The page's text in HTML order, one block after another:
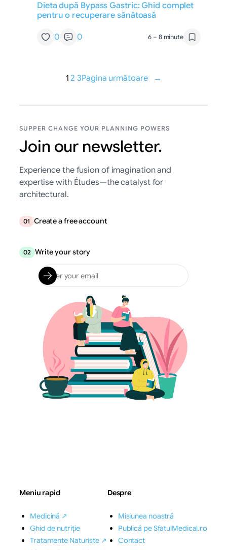
Dieta după Bypass Gastric: Ghid complet
pentru o recuperare sănătoasă
0 0 6 – 8 minute
1 2 3Pagina următoare →
SUPPER CHANGE YOUR PLANNING POWERS
Join our newsletter.
Experience the fusion of imagination and
expertise with Études—the catalyst for
architectural.
01 Create a free account
02 Write your story
Meniu rapid
Medicină ↗
Ghid de nutriție
Tratamente Naturiste ↗
Despre
Misiunea noastră
Publică pe SfatulMedical.ro
Contact